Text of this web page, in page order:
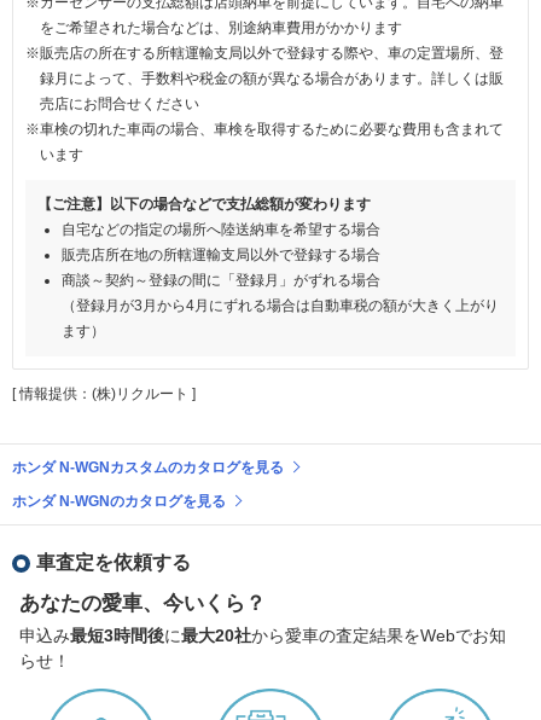
をご希望された場合などは、別途納車費用がかかります
※販売店の所在する所轄運輸支局以外で登録する際や、車の定置場所、登
録月によって、手数料や税金の額が異なる場合があります。詳しくは販
売店にお問合せください
※車検の切れた車両の場合、車検を取得するために必要な費用も含まれて
います
【ご注意】以下の場合などで支払総額が変わります
自宅などの指定の場所へ陸送納車を希望する場合
販売店所在地の所轄運輸支局以外で登録する場合
商談～契約～登録の間に「登録月」がずれる場合
（登録月が3月から4月にずれる場合は自動車税の額が大きく上がり
ます）
[ 情報提供：(株)リクルート ]
ホンダ N-WGNカスタムのカタログを見る
ホンダ N-WGNのカタログを見る
車査定を依頼する
あなたの愛車、今いくら？
申込み最短3時間後に最大20社から愛車の査定結果をWebでお知
らせ！